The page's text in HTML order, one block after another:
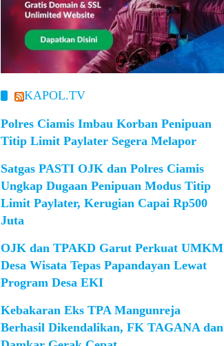
KAPOL.TV
Polres Ciamis Imbau Korban Penipuan
Titip Limit Paylater Segera Melapor
Satgas PASTI OJK dan Polres Ciamis
Ungkap Dugaan Penipuan Modus Titip
Limit Paylater, Kerugian Capai Rp500
Juta
OJK dan TPAKD Garut Perkuat UMKM
Desa Wisata Tepas Papandayan Lewat
Program Desa EKI
Kebakaran Eks TPA Mangunreja
Berhasil Dikendalikan, FK TAGANA dan